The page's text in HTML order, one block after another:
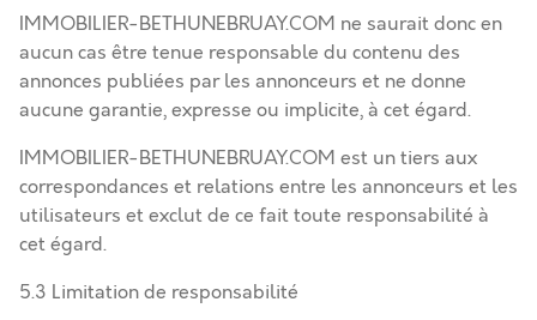
IMMOBILIER-BETHUNEBRUAY.COM ne saurait donc en
aucun cas être tenue responsable du contenu des
annonces publiées par les annonceurs et ne donne
aucune garantie, expresse ou implicite, à cet égard.
IMMOBILIER-BETHUNEBRUAY.COM est un tiers aux
correspondances et relations entre les annonceurs et les
utilisateurs et exclut de ce fait toute responsabilité à
cet égard.
5.3 Limitation de responsabilité